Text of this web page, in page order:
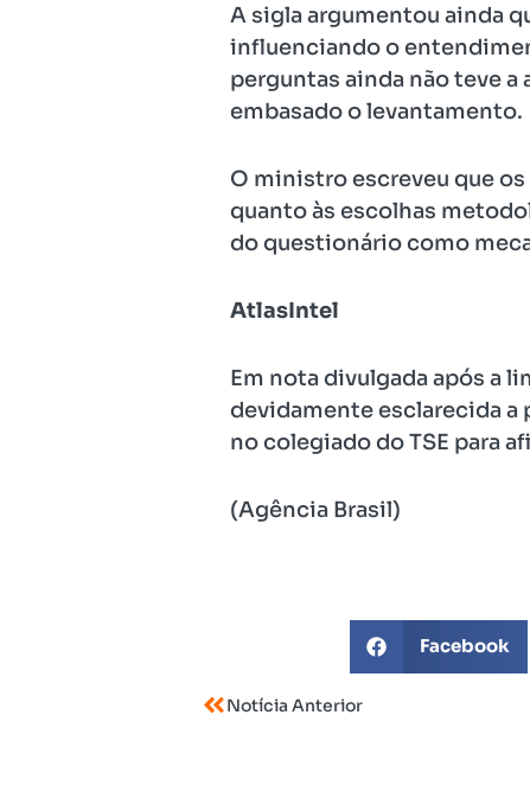
A sigla argumentou ainda
influenciando o
perguntas ainda não teve
embasado o levantamento.
O ministro escreveu que
quanto às escolhas
do questionário como
AtlasIntel
Em nota divulgada após a
devidamente esclarecida a
no colegiado do TSE para
(Agência Brasil)
Facebook
Notícia Anterior